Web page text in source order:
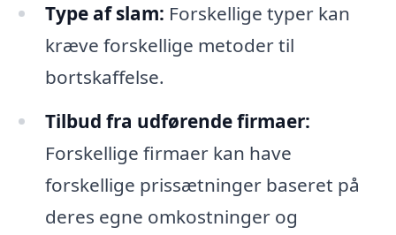
Type af slam: Forskellige typer kan
kræve forskellige metoder til
bortskaffelse.
Tilbud fra udførende firmaer:
Forskellige firmaer kan have
forskellige prissætninger baseret på
deres egne omkostninger og